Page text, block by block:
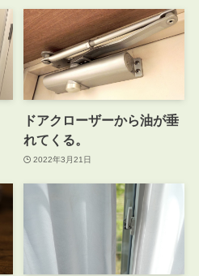
ドアクローザーから油が垂
れてくる。
2022年3月21日